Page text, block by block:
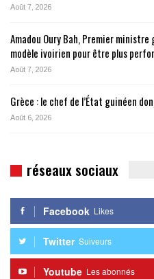
Août 7, 2026
Amadou Oury Bah, Premier
modèle ivoirien pour être plus
Août 7, 2026
Grèce : le chef de l’État guinéen
Août 6, 2026
réseaux sociaux
Facebook Likes
Twitter Suiveurs
Youtube Les abonnés